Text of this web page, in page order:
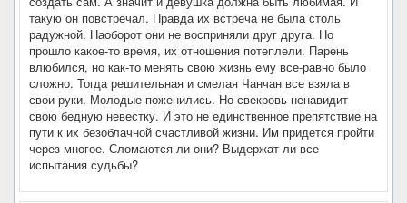
такую он повстречал. Правда их встреча не была столь
радужной. Наоборот они не восприняли друг друга. Но
прошло какое-то время, их отношения потеплели. Парень
влюбился, но как-то менять свою жизнь ему все-равно было
сложно. Тогда решительная и смелая Чанчан все взяла в
свои руки. Молодые поженились. Но свекровь ненавидит
свою бедную невестку. И это не единственное препятствие на
пути к их безоблачной счастливой жизни. Им придется пройти
через многое. Сломаются ли они? Выдержат ли все
испытания судьбы?